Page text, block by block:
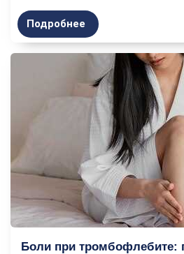
Подробнее
Боли при тромбофлебите: